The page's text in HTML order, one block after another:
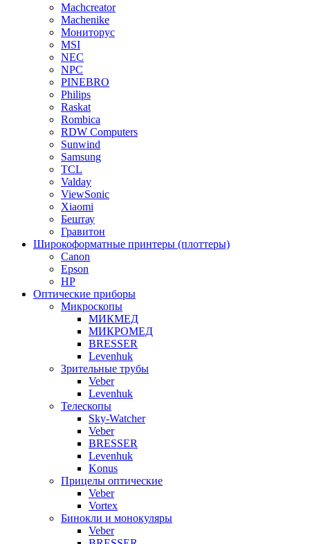
Machcreator
Machenike
Мониторус
MSI
NEC
NPC
PINEBRO
Philips
Raskat
Rombica
RDW Computers
Sunwind
Samsung
TCL
Valday
ViewSonic
Xiaomi
Бештау
Гравитон
Широкоформатные принтеры (плоттеры)
Canon
Epson
HP
Оптические приборы
Микроскопы
МИКМЕД
МИКРОМЕД
BRESSER
Levenhuk
Зрительные трубы
Veber
Levenhuk
Телескопы
Sky-Watcher
Veber
BRESSER
Levenhuk
Konus
Прицелы оптические
Veber
Vortex
Бинокли и монокуляры
Veber